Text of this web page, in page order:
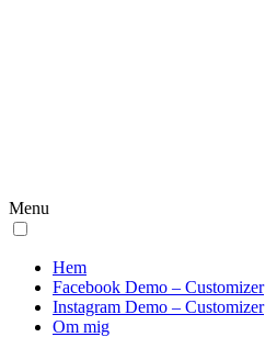
Menu
Hem
Facebook Demo – Customizer
Instagram Demo – Customizer
Om mig